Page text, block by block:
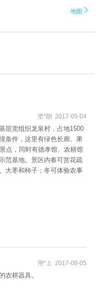
地图 
坚*朗 2017-05-04
层党组织龙泉村，占地1500
条件，这里有绿色长廊、果
点，同时有德孝馆、农耕馆
范基地。景区内春可赏花疏
大枣和柿子；冬可体验农事
，体验农事乐趣的好去处。
木、各类无公害蔬菜等，是
开发、科技示范、成果转
泉苑景区2004年被评为“全
休闲农业与乡村旅游示范
年农业科普示范基地”、“河
中心认证为“绿色食品”，荣
产”、“河南省名牌农产
用*上 2017-08-05
农耕器具。